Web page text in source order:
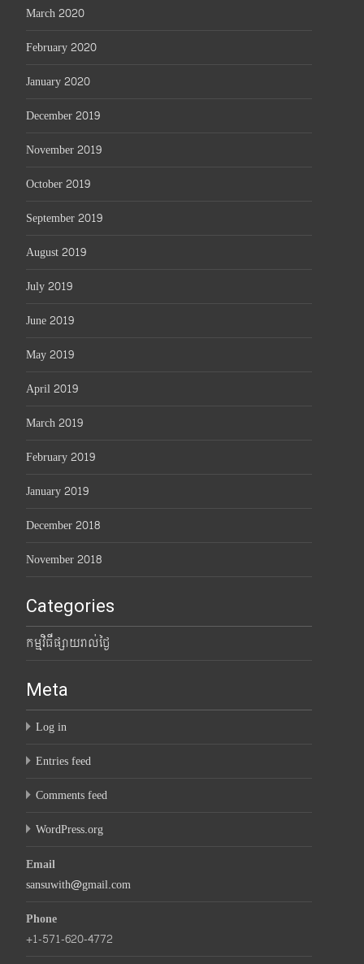
March 2020
February 2020
January 2020
December 2019
November 2019
October 2019
September 2019
August 2019
July 2019
June 2019
May 2019
April 2019
March 2019
February 2019
January 2019
December 2018
November 2018
Categories
កម្មវិធីផ្សាយរាល់ថ្ងៃ
Meta
Log in
Entries feed
Comments feed
WordPress.org
Email
sansuwith@gmail.com
Phone
+1-571-620-4772